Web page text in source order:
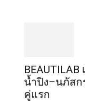
น้ำปิง–นภัสก
คู่แรก